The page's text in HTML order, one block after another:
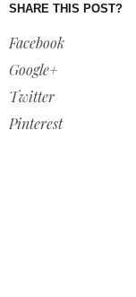
SHARE THIS POST?
Facebook
Google+
Twitter
Pinterest